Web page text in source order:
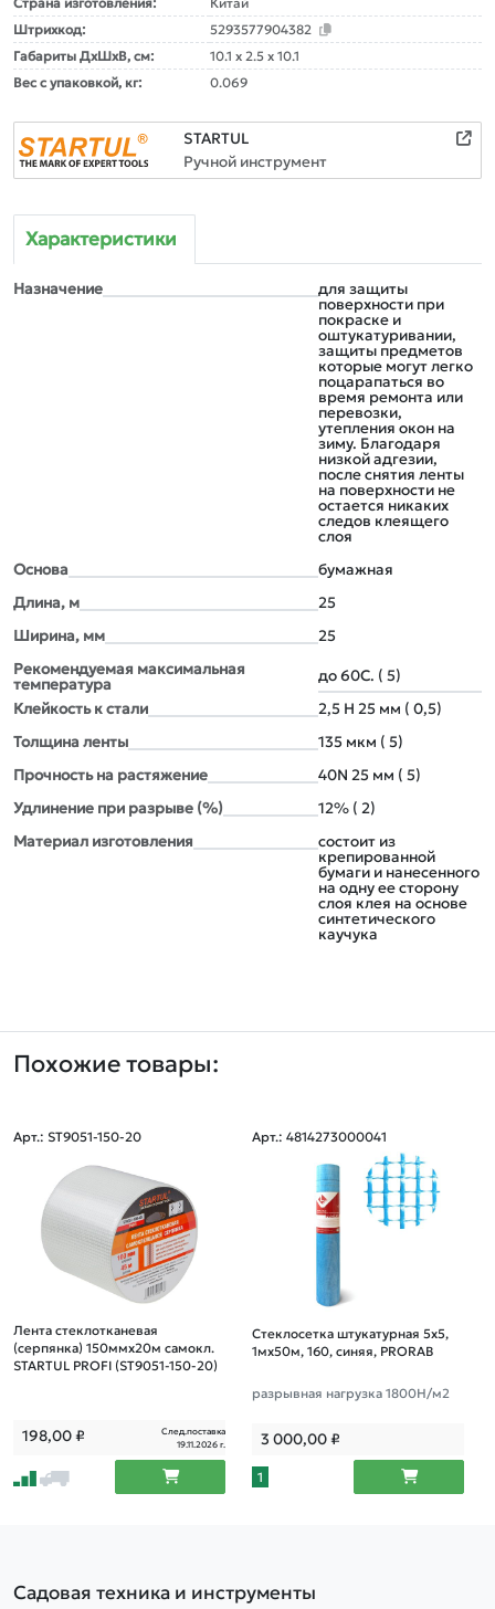
Штрихкод:
5293577904382
Габариты ДxШxВ, см:
10.1 x 2.5 x 10.1
Вес с упаковкой, кг:
0.069
STARTUL
Ручной инструмент
Характеристики
Назначение
для защиты
поверхности при
покраске и
оштукатуривании,
защиты предметов
которые могут легко
поцарапаться во
время ремонта или
перевозки,
утепления окон на
зиму. Благодаря
низкой адгезии,
после снятия ленты
на поверхности не
остается никаких
следов клеящего
слоя
Основа
бумажная
Длина, м
25
Ширина, мм
25
Рекомендуемая максимальная
температура
до 60С. ( 5)
Клейкость к стали
2,5 Н 25 мм ( 0,5)
Толщина ленты
135 мкм ( 5)
Прочность на растяжение
40N 25 мм ( 5)
Удлинение при разрыве (%)
12% ( 2)
Материал изготовления
состоит из
крепированной
бумаги и нанесенного
на одну ее сторону
слоя клея на основе
синтетического
каучука
Похожие товары:
Арт.: ST9051-150-20
Лента стеклотканевая
(серпянка) 150ммх20м самокл.
STARTUL PROFI (ST9051-150-20)
198,00₽
След.поставка
19.11.2026 г.
Арт.: 4814273000041
Стеклосетка штукатурная 5х5,
1мх50м, 160, синяя, PRORAB
разрывная нагрузка 1800Н/м2
3 000,00₽
1
Садовая техника и инструменты